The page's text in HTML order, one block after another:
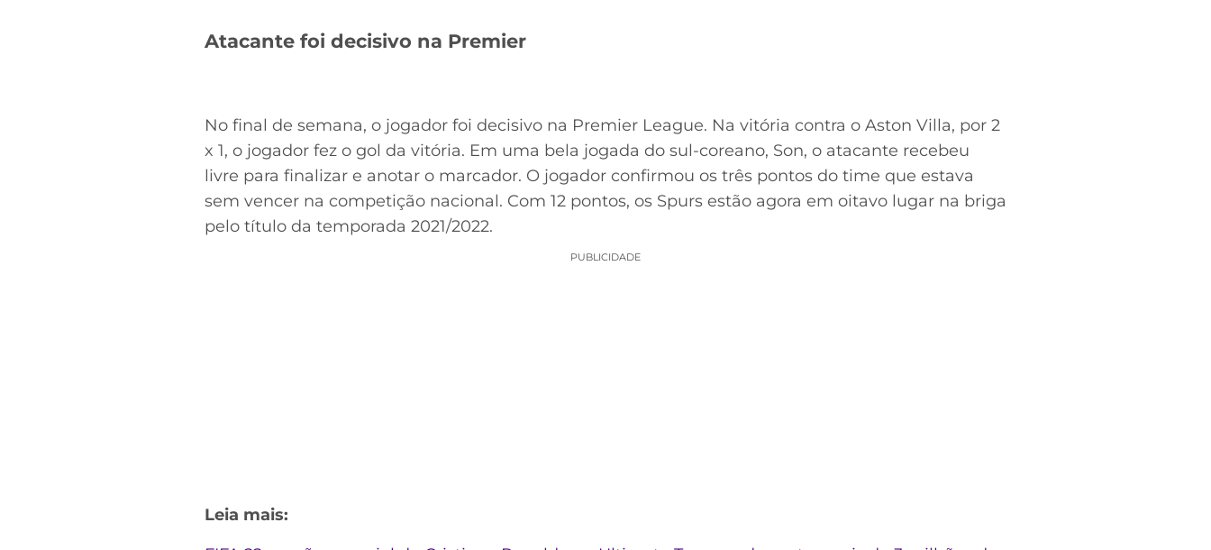
Atacante foi decisivo na Premier
No final de semana, o jogador foi decisivo na Premier League. Na vitória contra o Aston Villa, por 2
x 1, o jogador fez o gol da vitória. Em uma bela jogada do sul-coreano, Son, o atacante recebeu
livre para finalizar e anotar o marcador. O jogador confirmou os três pontos do time que estava
sem vencer na competição nacional. Com 12 pontos, os Spurs estão agora em oitavo lugar na briga
pelo título da temporada 2021/2022.
PUBLICIDADE
Leia mais: